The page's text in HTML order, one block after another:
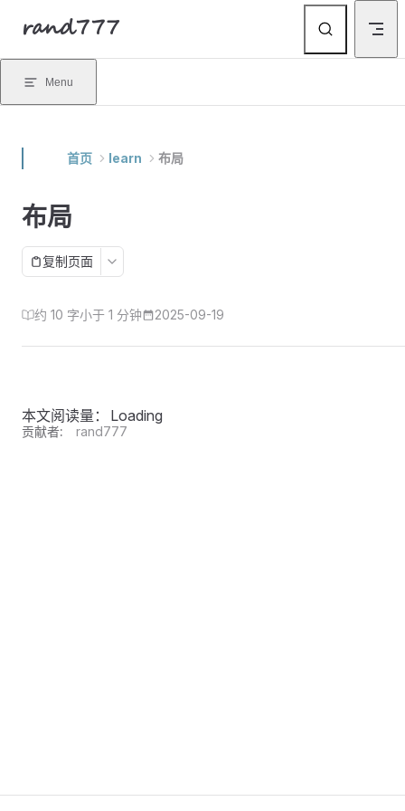
Skip to content
rand777
Menu
首页 learn 布局
布局
复制页面
约 10 字小于 1 分钟 2025-09-19
本文阅读量： Loading
贡献者: rand777